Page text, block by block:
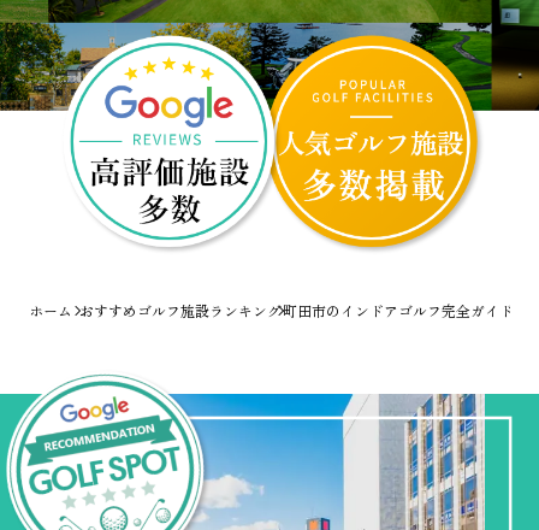
ホーム おすすめゴルフ施設ランキング町田市のインドアゴルフ完全ガイド！